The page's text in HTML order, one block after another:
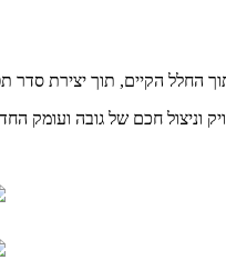
הקיים, תוך יצירת סדר
וניצול חכם של גובה ועומק